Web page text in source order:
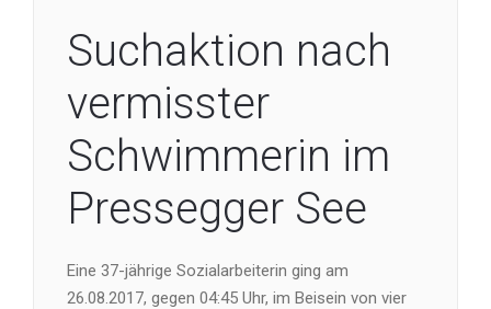
Suchaktion nach
vermisster
Schwimmerin im
Pressegger See
Eine 37-jährige Sozialarbeiterin ging am
26.08.2017, gegen 04:45 Uhr, im Beisein von vier